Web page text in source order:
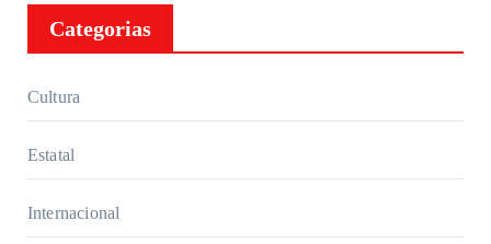
Categorias
Cultura
Estatal
Internacional